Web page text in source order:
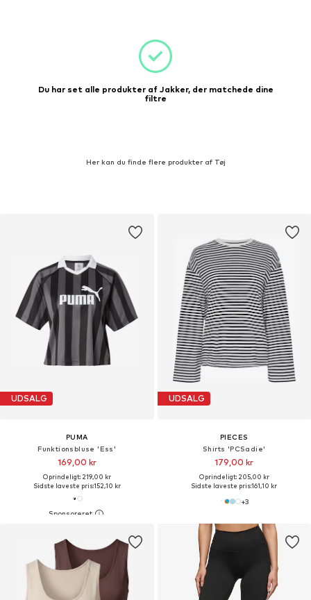
Du har set alle produkter af Jakker, der matchede dine
filtre
Her kan du finde flere produkter af Tøj
UDSALG
PUMA
Funktionsbluse 'Ess'
169,00 kr
Oprindeligt: 219,00 kr
Sidste laveste pris:152,10 kr
UDSALG
PIECES
Shirts 'PCSadie'
179,00 kr
Oprindeligt: 205,00 kr
Sidste laveste pris:161,10 kr
+3